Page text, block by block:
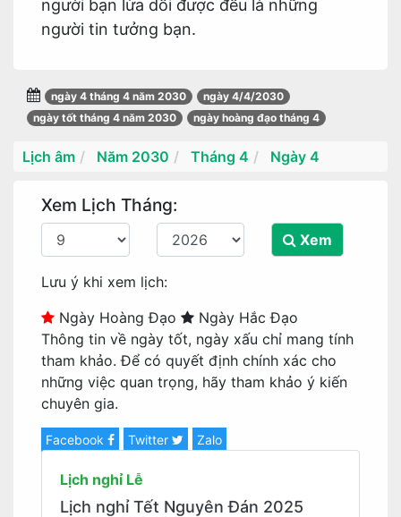
người bạn lừa dối được đều là những
người tin tưởng bạn.
ngày 4 tháng 4 năm 2030
ngày 4/4/2030
ngày tốt tháng 4 năm 2030
ngày hoàng đạo tháng 4
Lịch âm Năm 2030 Tháng 4 Ngày 4
Xem Lịch Tháng:
Xem
Lưu ý khi xem lịch:
Ngày Hoàng Đạo
Ngày Hắc Đạo
Thông tin về ngày tốt, ngày xấu chỉ mang tính
tham khảo. Để có quyết định chính xác cho
những việc quan trọng, hãy tham khảo ý kiến
chuyên gia.
Facebook Twitter Zalo
Lịch nghỉ Lễ
Lịch nghỉ Tết Nguyên Đán 2025